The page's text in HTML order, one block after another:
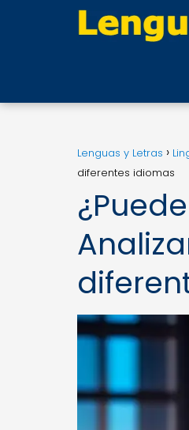
Lenguas y Letras
diferentes idiomas